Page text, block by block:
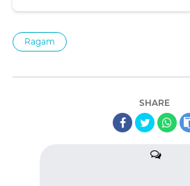
Ragam
SHARE